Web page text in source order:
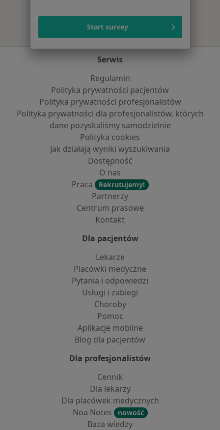
Serwis
Regulamin
Polityka prywatności pacjentów
Polityka prywatności profesjonalistów
Polityka prywatności dla profesjonalistów, których
dane pozyskaliśmy samodzielnie
Polityka cookies
Jak działają wyniki wyszukiwania
Dostępność
O nas
Praca
Rekrutujemy!
Partnerzy
Centrum prasowe
Kontakt
Dla pacjentów
Lekarze
Placówki medyczne
Pytania i odpowiedzi
Usługi i zabiegi
Choroby
Pomoc
Aplikacje mobilne
Blog dla pacjentów
Dla profesjonalistów
Cennik
Dla lekarzy
Dla placówek medycznych
Noa Notes
nowość
Baza wiedzy
Start survey